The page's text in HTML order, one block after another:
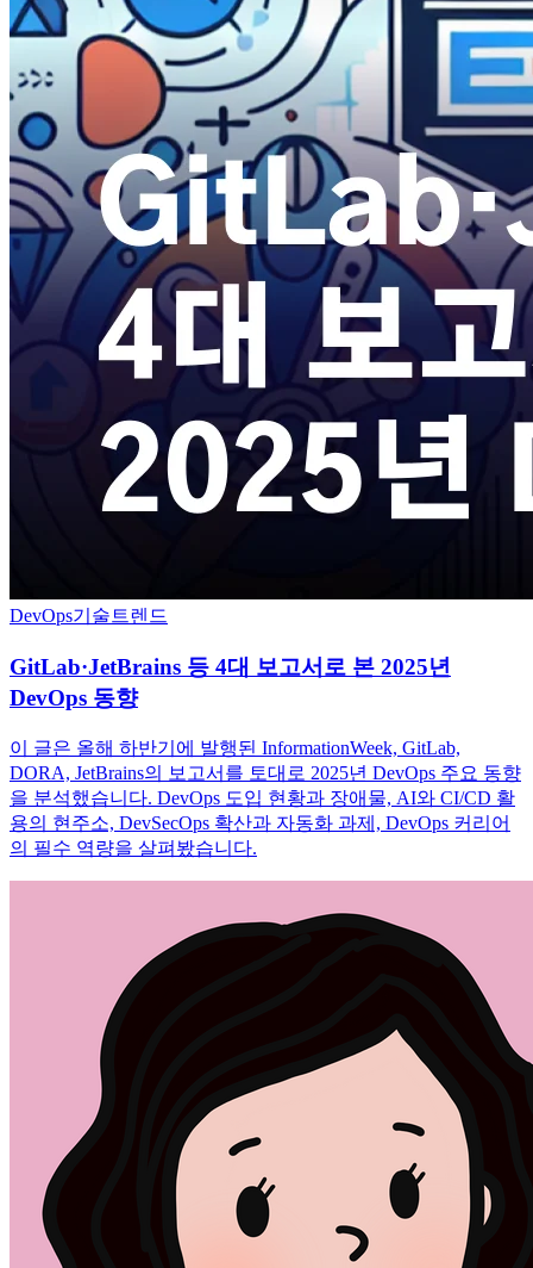
DevOps기술트렌드
GitLab·JetBrains 등 4대 보고서로 본 2025년
DevOps 동향
이 글은 올해 하반기에 발행된 InformationWeek, GitLab,
DORA, JetBrains의 보고서를 토대로 2025년 DevOps 주요 동향
을 분석했습니다. DevOps 도입 현황과 장애물, AI와 CI/CD 활
용의 현주소, DevSecOps 확산과 자동화 과제, DevOps 커리어
의 필수 역량을 살펴봤습니다.